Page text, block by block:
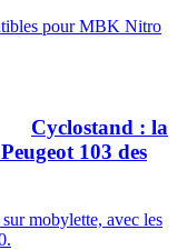
pour MBK Nitro
Cyclostand : la
103 des
mobylette, avec les